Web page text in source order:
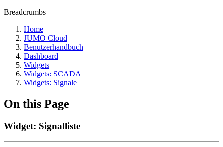
Breadcrumbs
Home
JUMO Cloud
Benutzerhandbuch
Dashboard
Widgets
Widgets: SCADA
Widgets: Signale
On this Page
Widget: Signalliste